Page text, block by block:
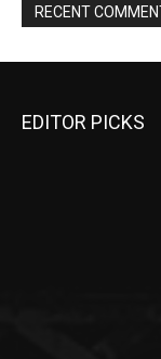
RECENT
EDITOR PICKS